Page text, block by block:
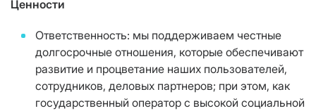
Ценности
Ответственность: мы поддерживаем честные
долгосрочные отношения, которые обеспечивают
развитие и процветание наших пользователей,
сотрудников, деловых партнеров; при этом, как
государственный оператор с высокой социальной